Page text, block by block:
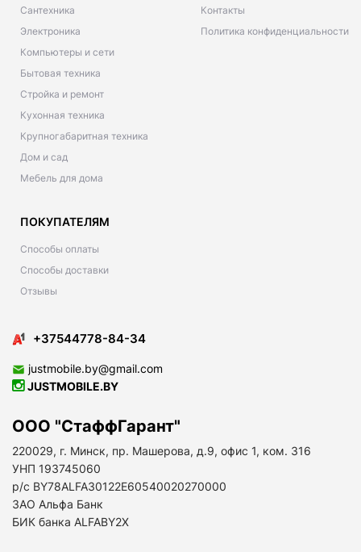
Сантехника
Электроника
Компьютеры и сети
Бытовая техника
Стройка и ремонт
Кухонная техника
Крупногабаритная техника
Дом и сад
Мебель для дома
Контакты
Политика конфиденциальности
ПОКУПАТЕЛЯМ
Способы оплаты
Способы доставки
Отзывы
+37544778-84-34
justmobile.by@gmail.com
JUSTMOBILE.BY
ООО "СтаффГарант"
220029, г. Минск, пр. Машерова, д.9, офис 1, ком. 316
УНП 193745060
р/с BY78ALFA30122E60540020270000
ЗАО Альфа Банк
БИК банка ALFABY2X